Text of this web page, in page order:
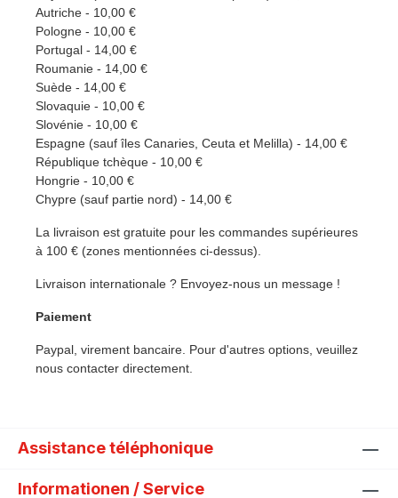
Autriche - 10,00 €
Pologne - 10,00 €
Portugal - 14,00 €
Roumanie - 14,00 €
Suède - 14,00 €
Slovaquie - 10,00 €
Slovénie - 10,00 €
Espagne (sauf îles Canaries, Ceuta et Melilla) - 14,00 €
République tchèque - 10,00 €
Hongrie - 10,00 €
Chypre (sauf partie nord) - 14,00 €
La livraison est gratuite pour les commandes supérieures
à 100 € (zones mentionnées ci-dessus).
Livraison internationale ? Envoyez-nous un message !
Paiement
Paypal, virement bancaire. Pour d'autres options, veuillez
nous contacter directement.
Assistance téléphonique
Informationen / Service